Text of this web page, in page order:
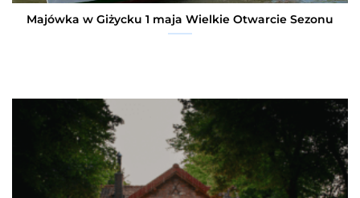
Majówka w Giżycku 1 maja Wielkie Otwarcie Sezonu